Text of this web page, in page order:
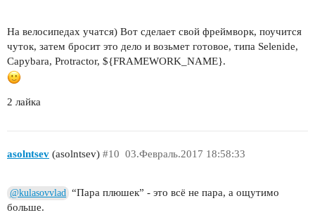
На велосипедах учатся) Вот сделает свой фреймворк, поучится
чуток, затем бросит это дело и возьмет готовое, типа Selenide,
Capybara, Protractor, ${FRAMEWORK_NAME}.
2 лайка
asolntsev (asolntsev) 03.Февраль.2017 18:58:33
#10
@kulasovvlad
“Пара плюшек” - это всё не пара, а ощутимо
больше.